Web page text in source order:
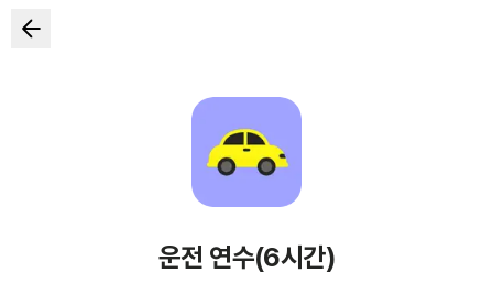
운전 연수(6시간)